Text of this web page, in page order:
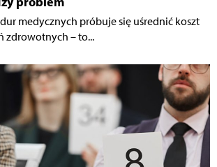
medycznych próbuje się uśrednić koszt
zdrowotnych – to...